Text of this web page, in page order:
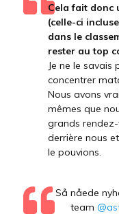
Cela fait donc
(celle-ci
dans le
rester au top
Je ne le savais
concentrer
Nous avons
mêmes que
grands
derrière nous
le pouvions.
Så nåede
team